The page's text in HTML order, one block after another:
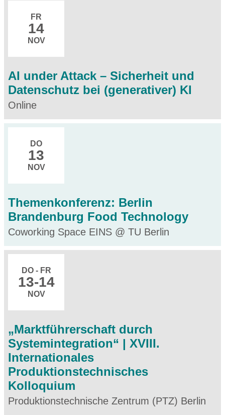
FR
14
NOV
AI under Attack – Sicherheit und
Datenschutz bei (generativer) KI
Online
DO
13
NOV
Themenkonferenz: Berlin
Brandenburg Food Technology
Coworking Space EINS @ TU Berlin
DO - FR
13-14
NOV
„Marktführerschaft durch
Systemintegration“ | XVIII.
Internationales
Produktionstechnisches
Kolloquium
Produktionstechnische Zentrum (PTZ) Berlin